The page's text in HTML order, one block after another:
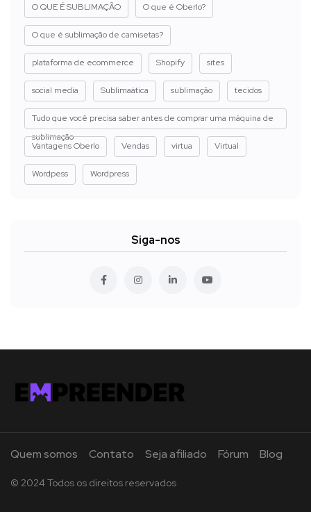
O QUE É SUBLIMAÇÃO O que é Oberlo?
O que é sublimação de camisetas?
plataforma de ecommerce Shopify sites
social media Sublimaática sublimação tecidos
Tudo que você precisa saber antes de comprar uma máquina de
sublimação
Vantagens Oberlo
Vendas virtua Virtual
Wordpess Wordpress
Siga-nos
Quem somos Contato Seja afiliado Fórum Blog
© 2024 Todos os direitos reservados